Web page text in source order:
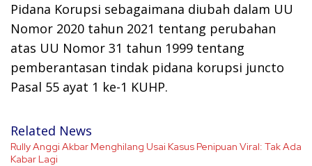
Pidana Korupsi sebagaimana diubah dalam UU
Nomor 2020 tahun 2021 tentang perubahan
atas UU Nomor 31 tahun 1999 tentang
pemberantasan tindak pidana korupsi juncto
Pasal 55 ayat 1 ke-1 KUHP.
Related News
Rully Anggi Akbar Menghilang Usai Kasus Penipuan Viral: Tak Ada
Kabar Lagi